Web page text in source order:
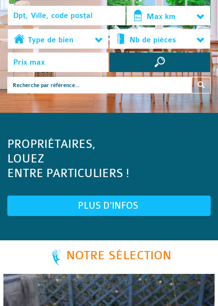
Max km
Type de bien Nb de pièces
PROPRIÉTAIRES,
LOUEZ
ENTRE PARTICULIERS !
PLUS D'INFOS
NOTRE SÉLECTION